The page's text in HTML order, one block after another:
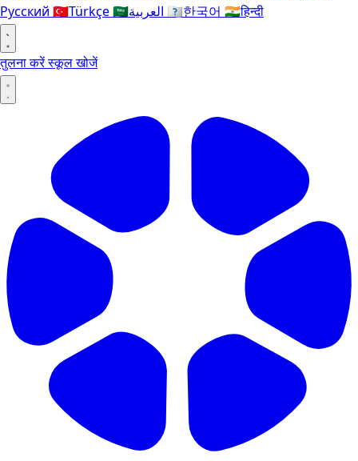
Русский 🇹🇷Türkçe🇸🇦 🇰🇷한국어 🇮🇳हिन्दी
तुलना करेंस्कूल खोजें